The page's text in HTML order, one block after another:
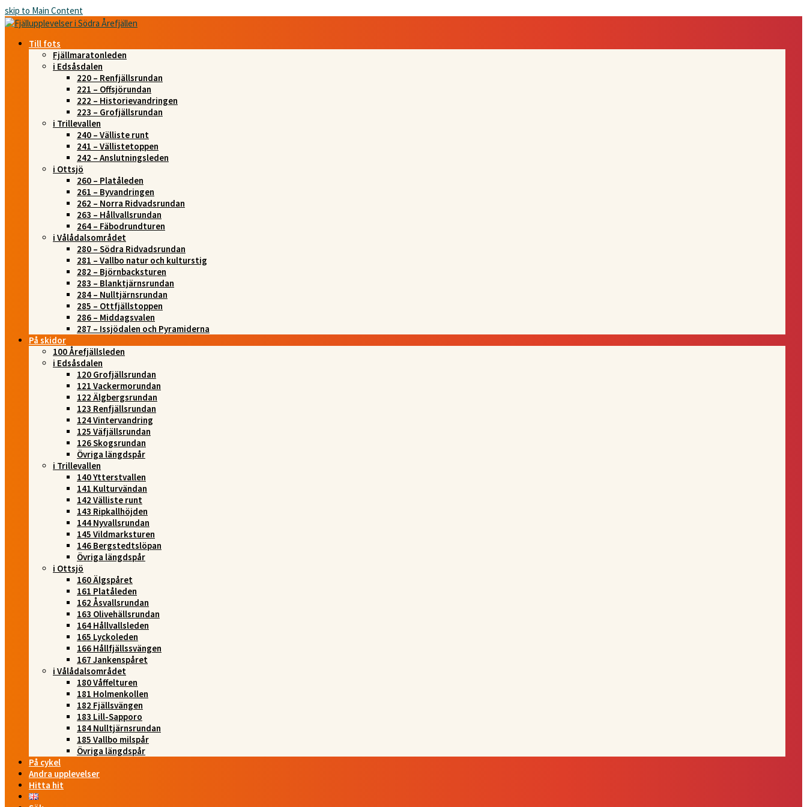
skip to Main Content
Till fots
Fjällmaratonleden
i Edsåsdalen
220 – Renfjällsrundan
221 – Offsjörundan
222 – Historievandringen
223 – Grofjällsrundan
i Trillevallen
240 – Välliste runt
241 – Vällistetoppen
242 – Anslutningsleden
i Ottsjö
260 – Platåleden
261 – Byvandringen
262 – Norra Ridvadsrundan
263 – Hållvallsrundan
264 – Fäbodrundturen
i Vålådalsområdet
280 – Södra Ridvadsrundan
281 – Vallbo natur och kulturstig
282 – Björnbacksturen
283 – Blanktjärnsrundan
284 – Nulltjärnsrundan
285 – Ottfjällstoppen
286 – Middagsvalen
287 – Issjödalen och Pyramiderna
På skidor
100 Årefjällsleden
i Edsåsdalen
120 Grofjällsrundan
121 Vackermorundan
122 Älgbergsrundan
123 Renfjällsrundan
124 Vintervandring
125 Väfjällsrundan
126 Skogsrundan
Övriga längdspår
i Trillevallen
140 Ytterstvallen
141 Kulturvändan
142 Välliste runt
143 Ripkallhöjden
144 Nyvallsrundan
145 Vildmarksturen
146 Bergstedtslöpan
Övriga längdspår
i Ottsjö
160 Älgspåret
161 Platåleden
162 Åsvallsrundan
163 Olivehällsrundan
164 Hållvallsleden
165 Lyckoleden
166 Hållfjällssvängen
167 Jankenspåret
i Vålådalsområdet
180 Våffelturen
181 Holmenkollen
182 Fjällsvängen
183 Lill-Sapporo
184 Nulltjärnsrundan
185 Vallbo milspår
Övriga längdspår
På cykel
Andra upplevelser
Hitta hit